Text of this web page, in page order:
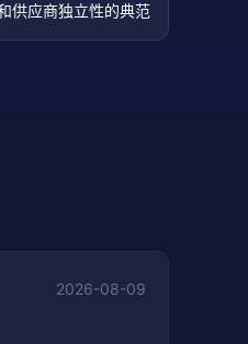
供应商独立性的典范
2026-08-09